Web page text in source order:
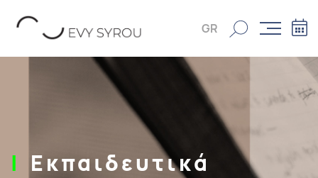
GR
Εκπαιδευτικά